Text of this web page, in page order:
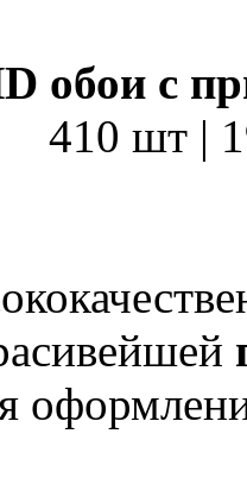
обои с
410 шт |